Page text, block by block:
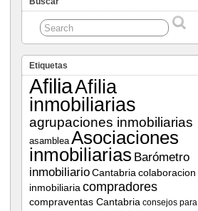
Etiquetas
AfiliaAfilia
inmobiliarias
agrupaciones inmobiliarias
asamblea Asociaciones
inmobiliarias Barómetro
inmobiliarioCantabria colaboracion
inmobiliaria compradores
compraventas Cantabria consejos para